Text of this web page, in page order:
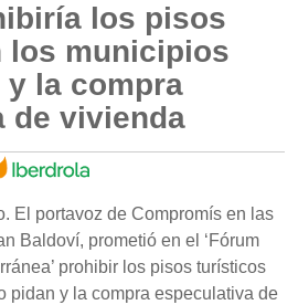
los pisos
los municipios
la compra
de vivienda
El portavoz de Compromís en las
Baldoví, prometió en el ‘Fórum
prohibir los pisos turísticos
pidan y la compra especulativa de